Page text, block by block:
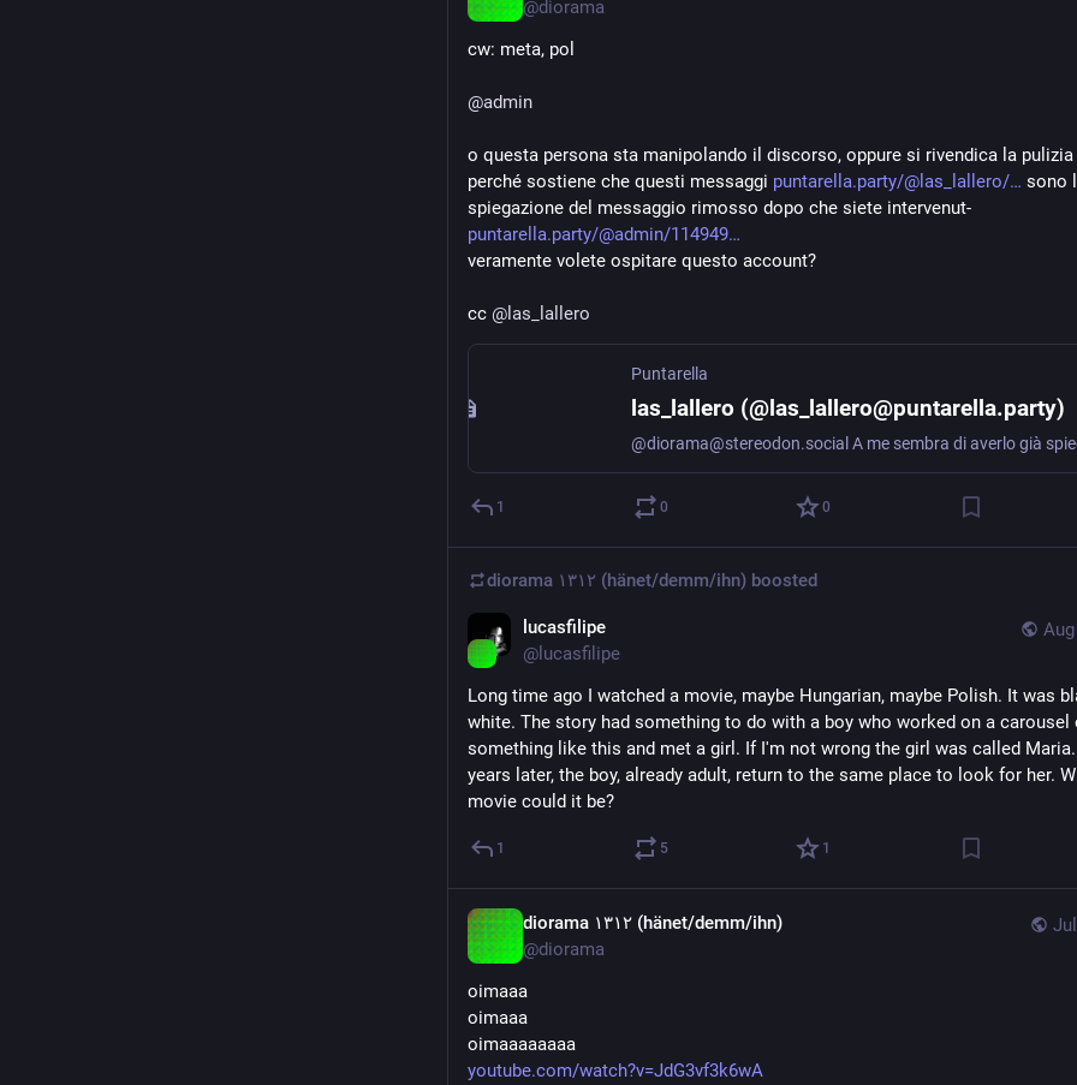
@diorama
cw: meta, pol
@admin
o questa persona sta manipolando il discorso, oppure si rivendica la
perché sostiene che questi messaggi puntarella.party/@las_lallero/
sono
spiegazione del messaggio rimosso dopo che siete intervenut-
puntarella.party/@admin/114949
veramente volete ospitare questo account?
cc @ las_lallero
Puntarella
las_lallero (@las_lallero@puntarella.party)
1 0 0
diorama ١٣١٢ (hänet/demm/ihn) boosted
lucasfilipe
@ lucasfilipe
Long time ago I watched a movie, maybe Hungarian, maybe Polish. It was
white. The story had something to do with a boy who worked on a carousel
something like this and met a girl. If I'm not wrong the girl was called
years later, the boy, already adult, return to the same place to look for her.
movie could it be?
1 5 1
diorama ١٣١٢ (hänet/demm/ihn)
@diorama
oimaaa
oimaaa
oimaaaaaaaa
youtube.com/watch?v=JdG3vf3k6wA